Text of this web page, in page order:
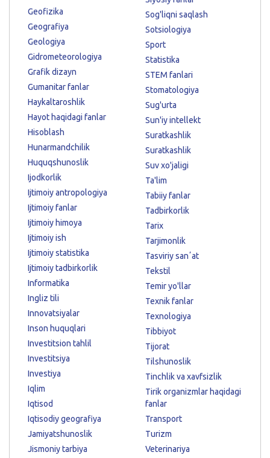
Geofizika
Geografiya
Geologiya
Gidrometeorologiya
Grafik dizayn
Gumanitar fanlar
Haykaltaroshlik
Hayot haqidagi fanlar
Hisoblash
Hunarmandchilik
Huquqshunoslik
Ijodkorlik
Ijtimoiy antropologiya
Ijtimoiy fanlar
Ijtimoiy himoya
Ijtimoiy ish
Ijtimoiy statistika
Ijtimoiy tadbirkorlik
Informatika
Ingliz tili
Innovatsiyalar
Inson huquqlari
Investitsion tahlil
Investitsiya
Investiya
Iqlim
Iqtisod
Iqtisodiy geografiya
Jamiyatshunoslik
Jismoniy tarbiya
Sog'liqni saqlash
Sotsiologiya
Sport
Statistika
STEM fanlari
Stomatologiya
Sug'urta
Sun'iy intellekt
Suratkashlik
Suratkashlik
Suv xo'jaligi
Ta'lim
Tabiiy fanlar
Tadbirkorlik
Tarix
Tarjimonlik
Tasviriy sanʼat
Tekstil
Temir yo'llar
Texnik fanlar
Texnologiya
Tibbiyot
Tijorat
Tilshunoslik
Tinchlik va xavfsizlik
Tirik organizmlar haqidagi
fanlar
Transport
Turizm
Veterinariya